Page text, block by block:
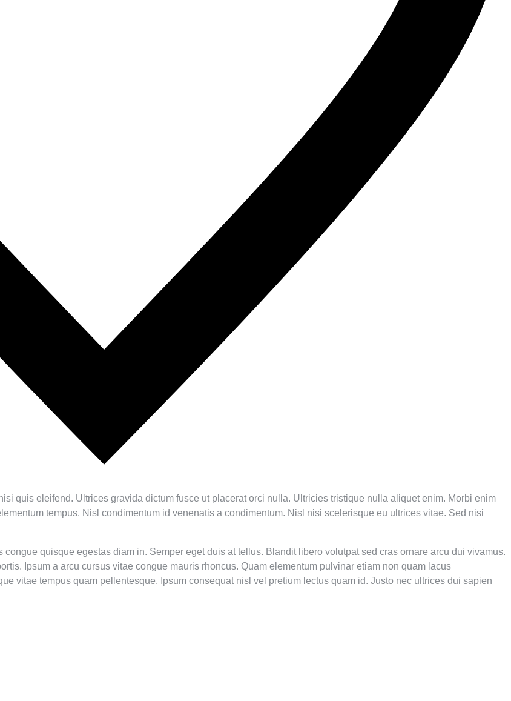
quis eleifend. Ultrices gravida dictum fusce ut placerat orci nulla. Ultricies tristique nulla aliquet enim. Morbi enim
tempus. Nisl condimentum id venenatis a condimentum. Nisl nisi scelerisque eu ultrices vitae. Sed nisi
quisque egestas diam in. Semper eget duis at tellus. Blandit libero volutpat sed cras ornare arcu dui vivamus.
Ipsum a arcu cursus vitae congue mauris rhoncus. Quam elementum pulvinar etiam non quam lacus
vitae tempus quam pellentesque. Ipsum consequat nisl vel pretium lectus quam id. Justo nec ultrices dui sapien